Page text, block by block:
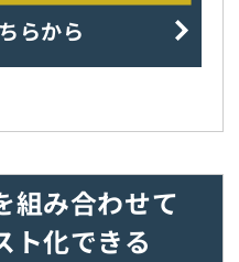
らから
組み合わせて
ト化できる